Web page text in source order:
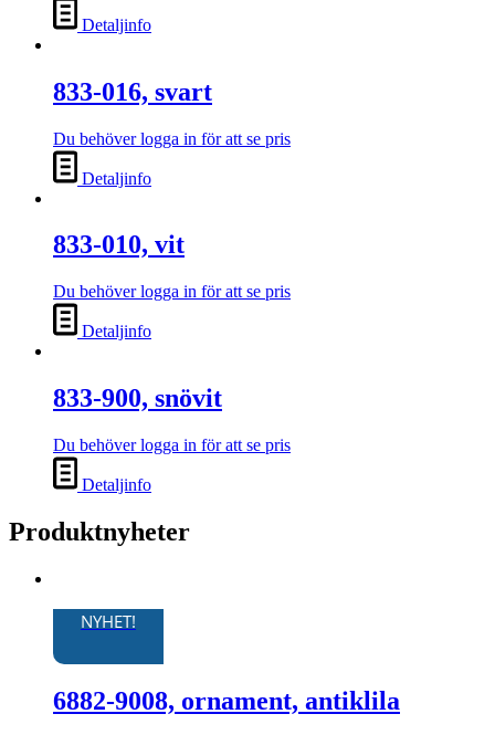
Detaljinfo
833-016, svart
Du behöver logga in för att se pris
Detaljinfo
833-010, vit
Du behöver logga in för att se pris
Detaljinfo
833-900, snövit
Du behöver logga in för att se pris
Detaljinfo
Produktnyheter
NYHET!
6882-9008, ornament, antiklila